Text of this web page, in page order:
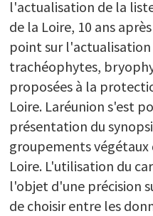
l'actualisation de la
de la Loire, 10 ans
point sur l'actualisation
trachéophytes,
proposées à la
Loire. Laréunion s'est
présentation du
groupements végétaux
Loire. L'utilisation du
l'objet d'une précision
de choisir entre les